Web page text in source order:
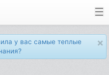
×
у вас самые теплые